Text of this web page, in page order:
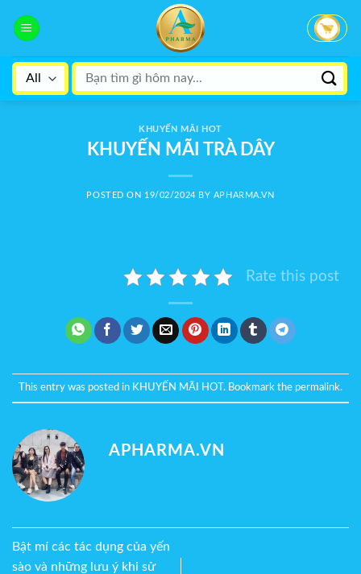
Search
for:
KHUYẾN MÃI HOT
KHUYẾN MÃI TRÀ DÂY
POSTED ON 19/02/2024 BY APHARMA.VN
Rate this post
This entry was posted in KHUYẾN MÃI HOT . Bookmark the permalink.
APHARMA.VN
Bật mí các tác dụng của yến
sào và những lưu ý khi sử